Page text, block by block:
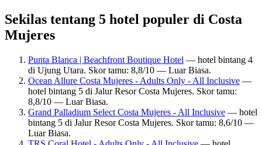
Sekilas tentang 5 hotel populer di Costa
Mujeres
Punta Blanca | Beachfront Boutique Hotel — hotel bintang 4
di Ujung Utara. Skor tamu: 8,8/10 — Luar Biasa.
Ocean Allure Costa Mujeres - Adults Only - All Inclusive —
hotel bintang 5 di Jalur Resor Costa Mujeres. Skor tamu:
8,8/10 — Luar Biasa.
Grand Palladium Select Costa Mujeres - All Inclusive — hotel
bintang 5 di Jalur Resor Costa Mujeres. Skor tamu: 8,6/10 —
Luar Biasa.